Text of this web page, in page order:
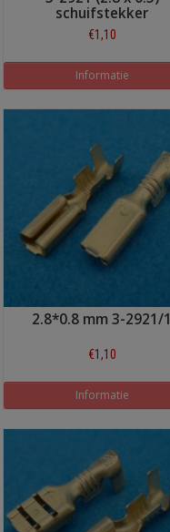
schuifstekker
€1,10
Informatie
2.8*0.8 mm 3-2921/1
€1,10
Informatie